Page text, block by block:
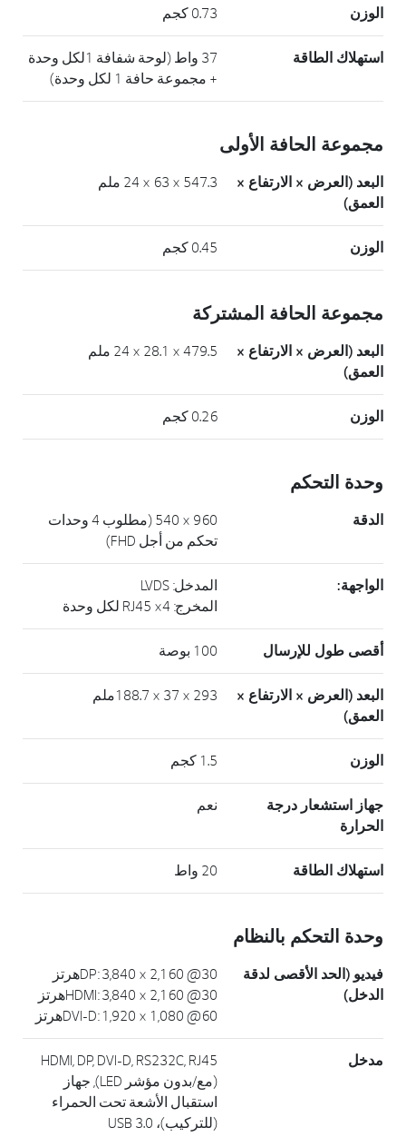
الوزن 0.73 كجم
استهلاك الطاقة
37 واط (لوحة شفافة 1لكل وحدة
+ مجموعة حافة 1 لكل وحدة)
مجموعة الحافة الأولى
البعد (العرض × الارتفاع ×
العمق)
547.3 × 63 × 24 ملم
الوزن 0.45 كجم
مجموعة الحافة المشتركة
البعد (العرض × الارتفاع ×
العمق)
479.5 × 28.1 × 24 ملم
الوزن 0.26 كجم
وحدة التحكم
الدقة
960 × 540 (مطلوب 4 وحدات
تحكم من أجل FHD)
الواجهة:
المدخل: LVDS
المخرج: RJ45 ×4 لكل وحدة
أقصى طول للإرسال 100 بوصة
البعد (العرض × الارتفاع ×
العمق)
293 × 37 × 188.7ملم
الوزن 1.5 كجم
جهاز استشعار درجة
الحرارة
نعم
استهلاك الطاقة 20 واط
وحدة التحكم بالنظام
فيديو (الحد الأقصى لدقة
الدخل)
DP: 3,840 × 2,160 @30هرتز
HDMI: 3,840 × 2,160 @30هرتز
DVI-D: 1,920 × 1,080 @60هرتز
مدخل
HDMI, DP, DVI-D, RS232C, RJ45
(مع/بدون مؤشر LED), جهاز
استقبال الأشعة تحت الحمراء
(للتركيب)، USB 3.0